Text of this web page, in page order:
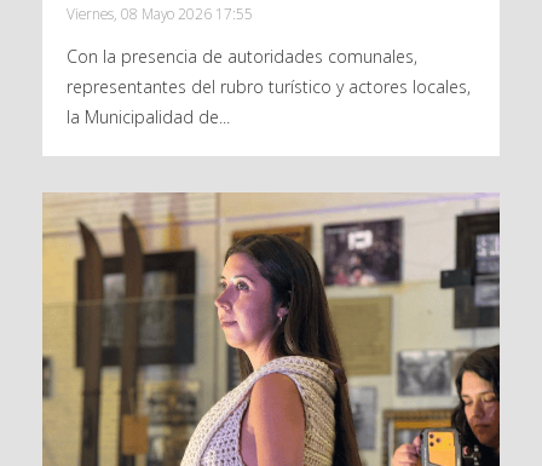
Viernes, 08 Mayo 2026 17:55
Con la presencia de autoridades comunales,
representantes del rubro turístico y actores locales,
la Municipalidad de...